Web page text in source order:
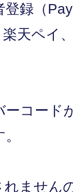
録（
天ペイ
ーコード
ません